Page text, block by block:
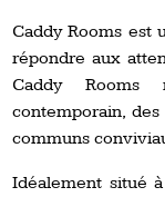
Caddy Rooms est
répondre aux
Caddy
contemporain,
communs
Idéalement situé